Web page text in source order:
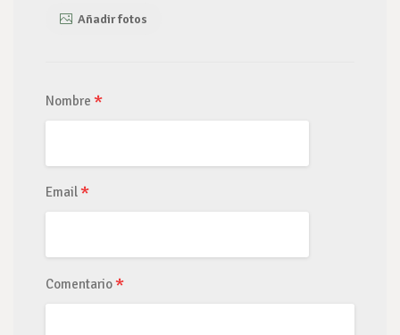
Añadir fotos
Nombre *
Email *
Comentario *